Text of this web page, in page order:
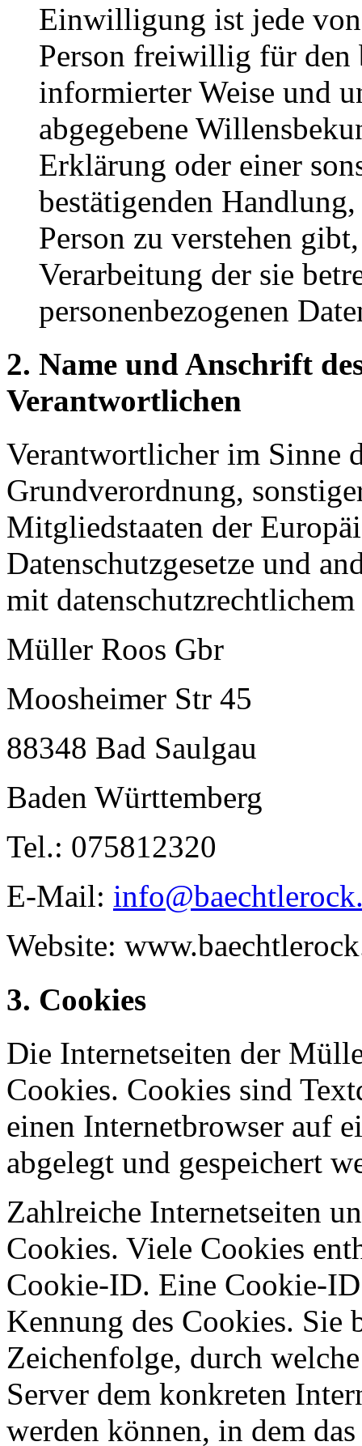
Einwilligung ist jede
Person freiwillig für den
informierter Weise und
abgegebene
Erklärung oder einer
bestätigenden
Person zu verstehen
Verarbeitung der sie
personenbezogenen
2. Name und Anschrift
Verantwortlichen
Verantwortlicher im Sinne
Grundverordnung,
Mitgliedstaaten der
Datenschutzgesetze und
mit
Müller Roos Gbr
Moosheimer Str 45
88348 Bad Saulgau
Baden Württemberg
Tel.: 075812320
E-Mail:
Website:
3. Cookies
Die Internetseiten der
Cookies. Cookies sind
einen Internetbrowser auf
abgelegt und gespeichert
Zahlreiche Internetseiten
Cookies. Viele Cookies
Cookie-ID. Eine Cookie-
Kennung des Cookies. Sie
Zeichenfolge, durch
Server dem konkreten
werden können, in dem